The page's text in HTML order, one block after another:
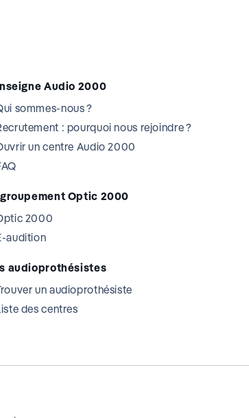
Audio 2000
sommes-nous ?
: pourquoi nous rejoindre ?
un centre Audio 2000
Optic 2000
2000
audition
audioprothésistes
un audioprothésiste
des centres